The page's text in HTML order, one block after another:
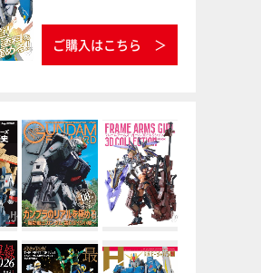
ご購入はこちら